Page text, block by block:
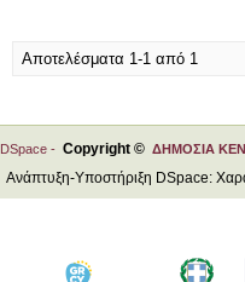
Αποτελέσματα 1-1 από 1
DSpace - Copyright © ΔΗΜΟΣΙΑ
Ανάπτυξη-Υποστήριξη DSpace: